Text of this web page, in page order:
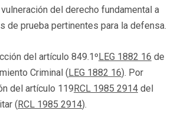
del derecho fundamental a
de prueba pertinentes para la defensa.
del artículo 849.1ºLEG 1882 16 de
Criminal (LEG 1882 16). Por
del artículo 119RCL 1985 2914 del
(RCL 1985 2914).